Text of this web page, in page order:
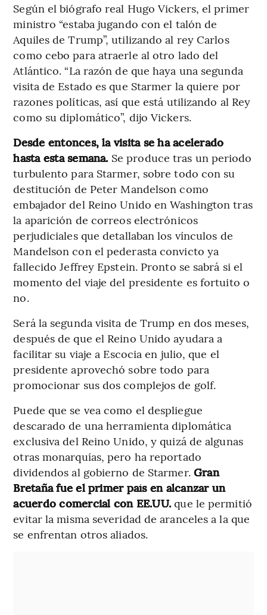
Según el biógrafo real Hugo Vickers, el primer
ministro “estaba jugando con el talón de
Aquiles de Trump”, utilizando al rey Carlos
como cebo para atraerle al otro lado del
Atlántico. “La razón de que haya una segunda
visita de Estado es que Starmer la quiere por
razones políticas, así que está utilizando al Rey
como su diplomático”, dijo Vickers.
Desde entonces, la visita se ha acelerado
hasta esta semana. Se produce tras un periodo
turbulento para Starmer, sobre todo con su
destitución de Peter Mandelson como
embajador del Reino Unido en Washington tras
la aparición de correos electrónicos
perjudiciales que detallaban los vínculos de
Mandelson con el pederasta convicto ya
fallecido Jeffrey Epstein. Pronto se sabrá si el
momento del viaje del presidente es fortuito o
no.
Será la segunda visita de Trump en dos meses,
después de que el Reino Unido ayudara a
facilitar su viaje a Escocia en julio, que el
presidente aprovechó sobre todo para
promocionar sus dos complejos de golf.
Puede que se vea como el despliegue
descarado de una herramienta diplomática
exclusiva del Reino Unido, y quizá de algunas
otras monarquías, pero ha reportado
dividendos al gobierno de Starmer. Gran
Bretaña fue el primer país en alcanzar un
acuerdo comercial con EE.UU.que le permitió
evitar la misma severidad de aranceles a la que
se enfrentan otros aliados.